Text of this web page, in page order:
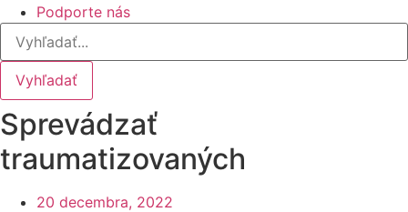
Podporte nás
Vyhľadať
Sprevádzať
traumatizovaných
20 decembra, 2022